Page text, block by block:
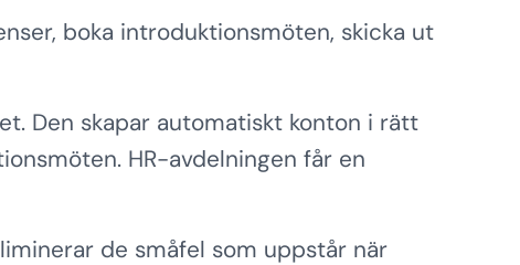
boka introduktionsmöten, skicka ut
Den skapar automatiskt konton i rätt
HR-avdelningen får en
de småfel som uppstår när